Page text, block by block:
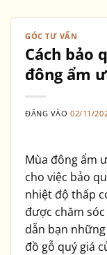
GÓC TƯ VẤN
Cách bảo
đông ẩm
ĐĂNG VÀO02/11/
Mùa đông ẩm
cho việc bảo
nhiệt độ thấp
được chăm
dẫn bạn
đồ gỗ quý giá